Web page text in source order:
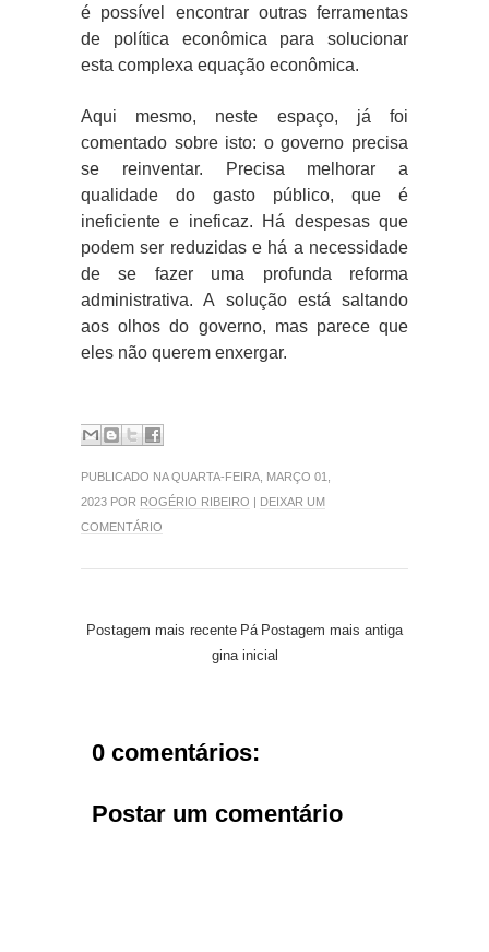
é possível encontrar outras ferramentas
de política econômica para solucionar
esta complexa equação econômica.
Aqui mesmo, neste espaço, já foi
comentado sobre isto: o governo precisa
se reinventar. Precisa melhorar a
qualidade do gasto público, que é
ineficiente e ineficaz. Há despesas que
podem ser reduzidas e há a necessidade
de se fazer uma profunda reforma
administrativa. A solução está saltando
aos olhos do governo, mas parece que
eles não querem enxergar.
PUBLICADO NA QUARTA-FEIRA, MARÇO 01,
2023 POR ROGÉRIO RIBEIRO | DEIXAR UM
COMENTÁRIO
Postagem mais recente Postagem mais antiga
Pá
gina inicial
0 comentários:
Postar um comentário